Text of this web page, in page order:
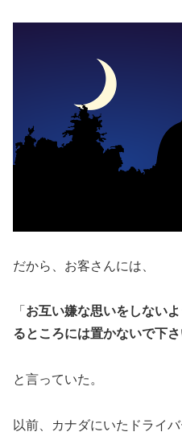
だから、お客さんには、
「 お互い嫌な思いをしない
るところには置かないで下
と言っていた。
以前、カナダにいたドライ